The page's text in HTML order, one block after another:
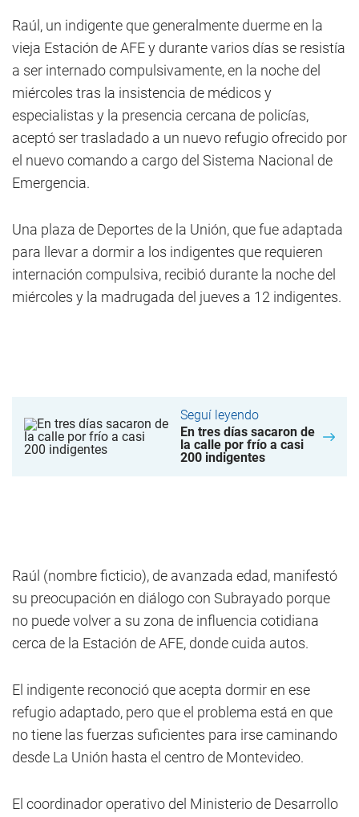
Raúl, un indigente que generalmente duerme en la
vieja Estación de AFE y durante varios días se resistía
a ser internado compulsivamente, en la noche del
miércoles tras la insistencia de médicos y
especialistas y la presencia cercana de policías,
aceptó ser trasladado a un nuevo refugio ofrecido por
el nuevo comando a cargo del Sistema Nacional de
Emergencia.
Una plaza de Deportes de la Unión, que fue adaptada
para llevar a dormir a los indigentes que requieren
internación compulsiva, recibió durante la noche del
miércoles y la madrugada del jueves a 12 indigentes.
Seguí leyendo
En tres días sacaron de
la calle por frío a casi
200 indigentes
Raúl (nombre ficticio), de avanzada edad, manifestó
su preocupación en diálogo con Subrayado porque
no puede volver a su zona de influencia cotidiana
cerca de la Estación de AFE, donde cuida autos.
El indigente reconoció que acepta dormir en ese
refugio adaptado, pero que el problema está en que
no tiene las fuerzas suficientes para irse caminando
desde La Unión hasta el centro de Montevideo.
El coordinador operativo del Ministerio de Desarrollo